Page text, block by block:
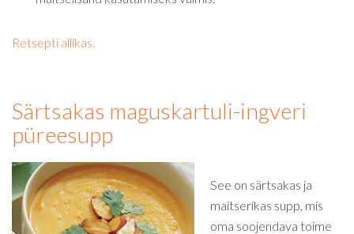
Retsepti allikas.
Särtsakas maguskartuli-ingveri
püreesupp
See on särtsakas ja
maitserikas supp, mis
oma soojendava toime